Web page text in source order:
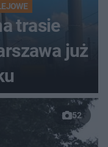
trasie
już
52